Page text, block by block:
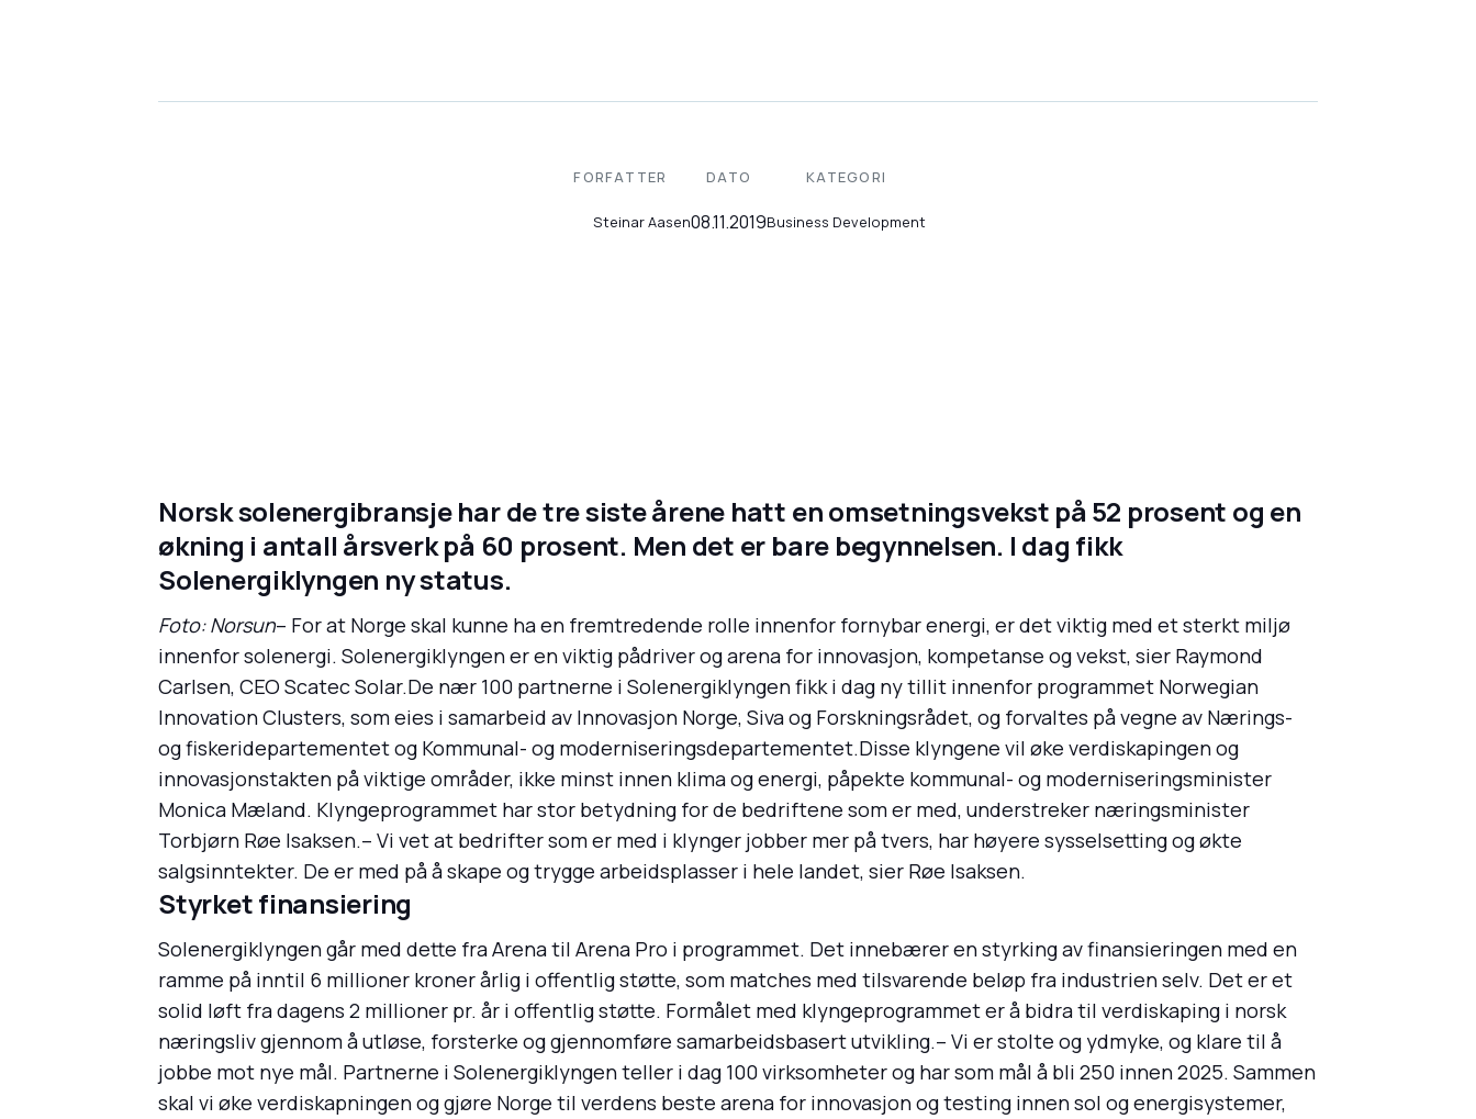
FORFATTER
Steinar Aasen
DATO
08.11.2019
KATEGORI
Business Development
Norsk solenergibransje har de tre siste årene hatt en omsetningsvekst på 52 prosent og en
økning i antall årsverk på 60 prosent. Men det er bare begynnelsen. I dag fikk
Solenergiklyngen ny status.
Foto: Norsun– For at Norge skal kunne ha en fremtredende rolle innenfor fornybar energi, er det viktig med et sterkt miljø
innenfor solenergi. Solenergiklyngen er en viktig pådriver og arena for innovasjon, kompetanse og vekst, sier Raymond
Carlsen, CEO Scatec Solar.De nær 100 partnerne i Solenergiklyngen fikk i dag ny tillit innenfor programmet Norwegian
Innovation Clusters, som eies i samarbeid av Innovasjon Norge, Siva og Forskningsrådet, og forvaltes på vegne av Nærings-
og fiskeridepartementet og Kommunal- og moderniseringsdepartementet.Disse klyngene vil øke verdiskapingen og
innovasjonstakten på viktige områder, ikke minst innen klima og energi, påpekte kommunal- og moderniseringsminister
Monica Mæland. Klyngeprogrammet har stor betydning for de bedriftene som er med, understreker næringsminister
Torbjørn Røe Isaksen.– Vi vet at bedrifter som er med i klynger jobber mer på tvers, har høyere sysselsetting og økte
salgsinntekter. De er med på å skape og trygge arbeidsplasser i hele landet, sier Røe Isaksen.
Styrket finansiering
Solenergiklyngen går med dette fra Arena til Arena Pro i programmet. Det innebærer en styrking av finansieringen med en
ramme på inntil 6 millioner kroner årlig i offentlig støtte, som matches med tilsvarende beløp fra industrien selv. Det er et
solid løft fra dagens 2 millioner pr. år i offentlig støtte. Formålet med klyngeprogrammet er å bidra til verdiskaping i norsk
næringsliv gjennom å utløse, forsterke og gjennomføre samarbeidsbasert utvikling.– Vi er stolte og ydmyke, og klare til å
jobbe mot nye mål. Partnerne i Solenergiklyngen teller i dag 100 virksomheter og har som mål å bli 250 innen 2025. Sammen
skal vi øke verdiskapningen og gjøre Norge til verdens beste arena for innovasjon og testing innen sol og energisystemer,